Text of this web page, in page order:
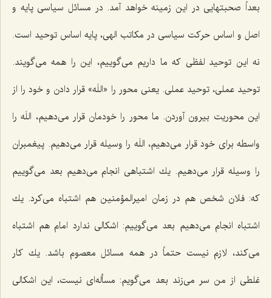
بعداً صحبتهایی در این زمینه خواهد آمد. در مسائل سیاسی پایه و
اصل و اساس حركت سیاسی در مكاتب الهی، پایه اساس توحید است.
نه این توحید لفظی كه ما داریم می‌گوییم، این را همه می‌گویند.
توحید عملی، توحید عملی. یعنی محور را «اللَه» قرار دادن و خود را از
این محوریت بیرون آوردن. ما محور را خودمان قرار می‌دهیم، اللَه را
واسطه برای خود قرار می‌دهیم، اللَه را وسیله قرار می‌دهیم. پیغمبران
را وسیله قرار می‌دهیم. یك اشتباهی انجام می‌دهیم بعد می‌گوییم
كه: فلان شخص هم در زمان امیرالمؤمنین هم اشتباه می‌كرد. یك
اشتباه انجام می‌دهیم بعد می‌گوییم: اشكالی ندارد امام هم اشتباه
می‌كند، لازم نیست حتماً در همه مسائل معصوم باشد. یك كار
غلطی از من سر می‌زند بعد می‌گویم: مسأله‌ای نیست، این اشكالی